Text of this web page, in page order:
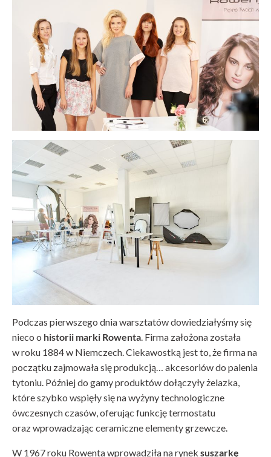
Podczas pierwszego dnia warsztatów dowiedziałyśmy się
nieco o historii marki Rowenta. Firma założona została
w roku 1884 w Niemczech. Ciekawostką jest to, że firma na
początku zajmowała się produkcją… akcesoriów do palenia
tytoniu. Później do gamy produktów dołączyły żelazka,
które szybko wspięły się na wyżyny technologiczne
ówczesnych czasów, oferując funkcję termostatu
oraz wprowadzając ceramiczne elementy grzewcze.
W 1967 roku Rowenta wprowadziła na rynek suszarkę